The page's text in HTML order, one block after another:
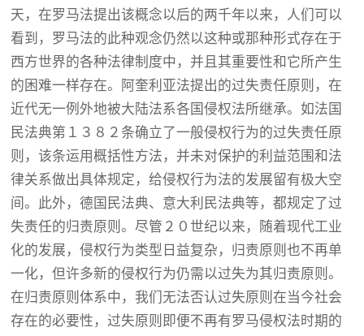
天，在罗马法提出该概念以后的两千年以来，人们可以
看到，罗马法的此种观念仍然以这种或那种形式存在于
西方世界的各种法律制度中，并且其重要性和它所产生
的困难一样存在。阿奎利亚法提出的过失责任原则，在
近代无一例外地被大陆法系各国侵权法所继承。如法国
民法典第１３８２条确立了一般侵权行为的过失责任原
则，该条运用概括性方法，并未对保护的利益范围和法
律关系做出具体规定，给侵权行为法的发展留有极大空
间。此外，德国民法典、意大利民法典等，都规定了过
失责任的归责原则。尽管２０世纪以来，随着现代工业
化的发展，侵权行为类型日益复杂，归责原则也不再单
一化，但许多新的侵权行为仍需以过失为其归责原则。
在归责原则体系中，我们无法否认过失原则在当今社会
存在的必要性，过失原则即便不再有罗马侵权法时期的